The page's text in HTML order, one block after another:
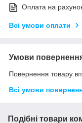
Оплата на
Всі умови оплати
Умови
Повернення товару
Всі умови
Подібні товари